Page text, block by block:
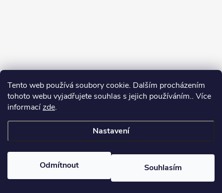
Tento web používá soubory cookie. Dalším procházením
tohoto webu vyjadřujete souhlas s jejich používáním.. Více
informacízde.
Nastavení
Odmítnout Souhlasím
Vytvořil Shoptet
Kosmetikovna